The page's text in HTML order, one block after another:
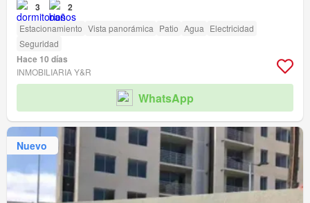
3 2
Estacionamiento Vista panorámica Patio Agua Electricidad
Seguridad
Hace 10 días
INMOBILIARIA Y&R
WhatsApp
Nuevo